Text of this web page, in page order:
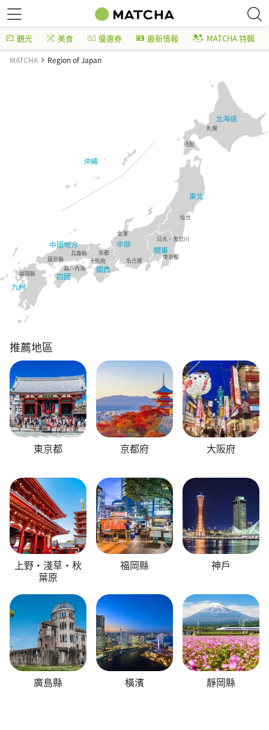
觀光 美食 優惠券 最新情報 MATCHA 特輯
MATCHA Region of Japan
北海道
東北
關東
中部
關西
四國
九州
中國地方
沖繩
札幌
函館
仙台
日光・鬼怒川
東京都
金澤
名古屋
京都
大阪府
廣島縣
瀨戶內海
福岡縣
兵庫縣
推薦地區
東京都 京都府 大阪府
上野・淺草・秋
葉原
福岡縣 神戶
廣島縣 橫濱 靜岡縣